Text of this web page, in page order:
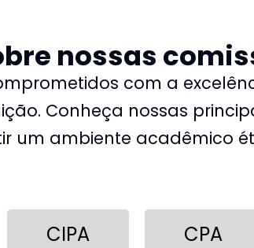
nossas
com a
Conheça nossas
um ambiente acadêmico
CIPA CPA